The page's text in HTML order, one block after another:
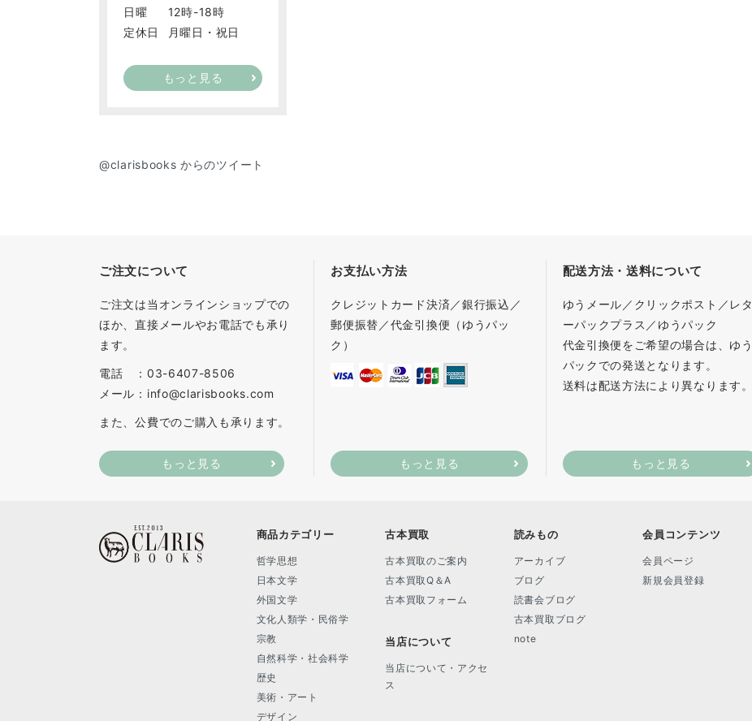
日曜
12時-18時
定休日
月曜日・祝日
もっと見る
@clarisbooks からのツイート
ご注文について
ご注文は当オンラインショップでの
ほか、直接メールやお電話でも承り
ます。
電話 ：03-6407-8506
メール：info@clarisbooks.com
また、公費でのご購入も承ります。
もっと見る
お支払い方法
クレジットカード決済／銀行振込／
郵便振替／代金引換便（ゆうパッ
ク）
もっと見る
配送方法・送料について
ゆうメール／クリックポスト／レタ
ーパックプラス／ゆうパック
代金引換便をご希望の場合は、ゆう
パックでの発送となります。
送料は配送方法により異なります。
もっと見る
商品カテゴリー
哲学思想
日本文学
外国文学
文化人類学・民俗学
宗教
自然科学・社会科学
歴史
美術・アート
デザイン
古本買取
古本買取のご案内
古本買取Q＆A
古本買取フォーム
当店について
当店について・アクセ
ス
読みもの
アーカイブ
ブログ
読書会ブログ
古本買取ブログ
note
会員コンテンツ
会員ページ
新規会員登録